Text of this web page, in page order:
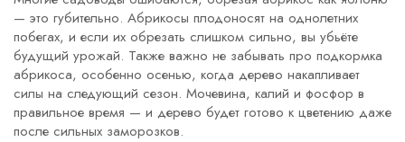
— это губительно. Абрикосы плодоносят на однолетних
побегах, и если их обрезать слишком сильно, вы убьёте
будущий урожай. Также важно не забывать про подкормка
абрикоса, особенно осенью, когда дерево накапливает
силы на следующий сезон. Мочевина, калий и фосфор в
правильное время — и дерево будет готово к цветению даже
после сильных заморозков.